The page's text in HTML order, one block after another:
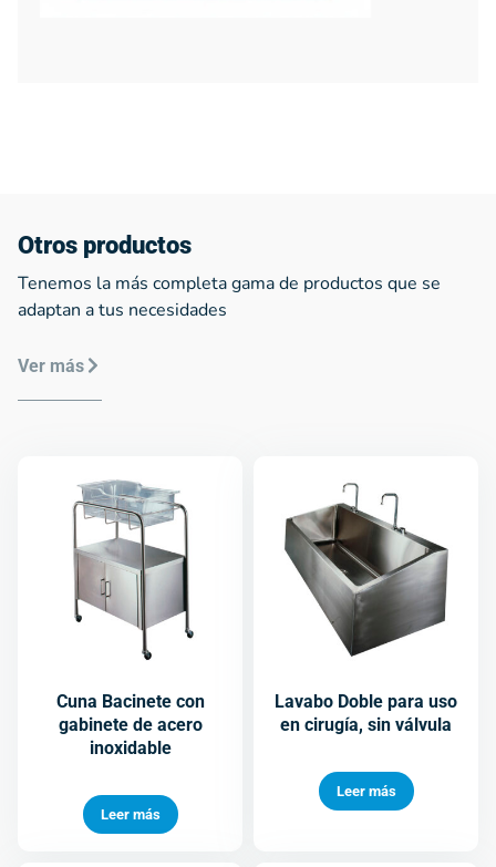
Otros productos
Tenemos la más completa gama de productos que se
adaptan a tus necesidades
Ver más
Cuna Bacinete con
gabinete de acero
inoxidable
Leer más
Lavabo Doble para uso
en cirugía, sin válvula
Leer más